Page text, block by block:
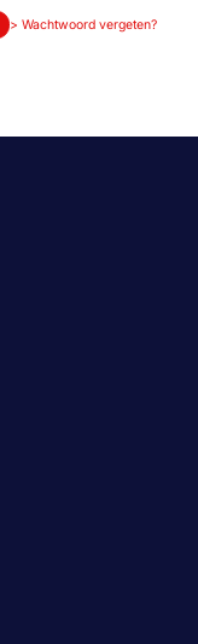
> Wachtwoord vergeten?